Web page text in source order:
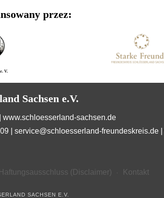
przez:
Sachsen e.V.
www.schloesserland-sachsen.de
| service@schloesserland-freundeskreis.de
Haftungsausschluss (Disclaimer) Kontakt
SACHSEN E.V.